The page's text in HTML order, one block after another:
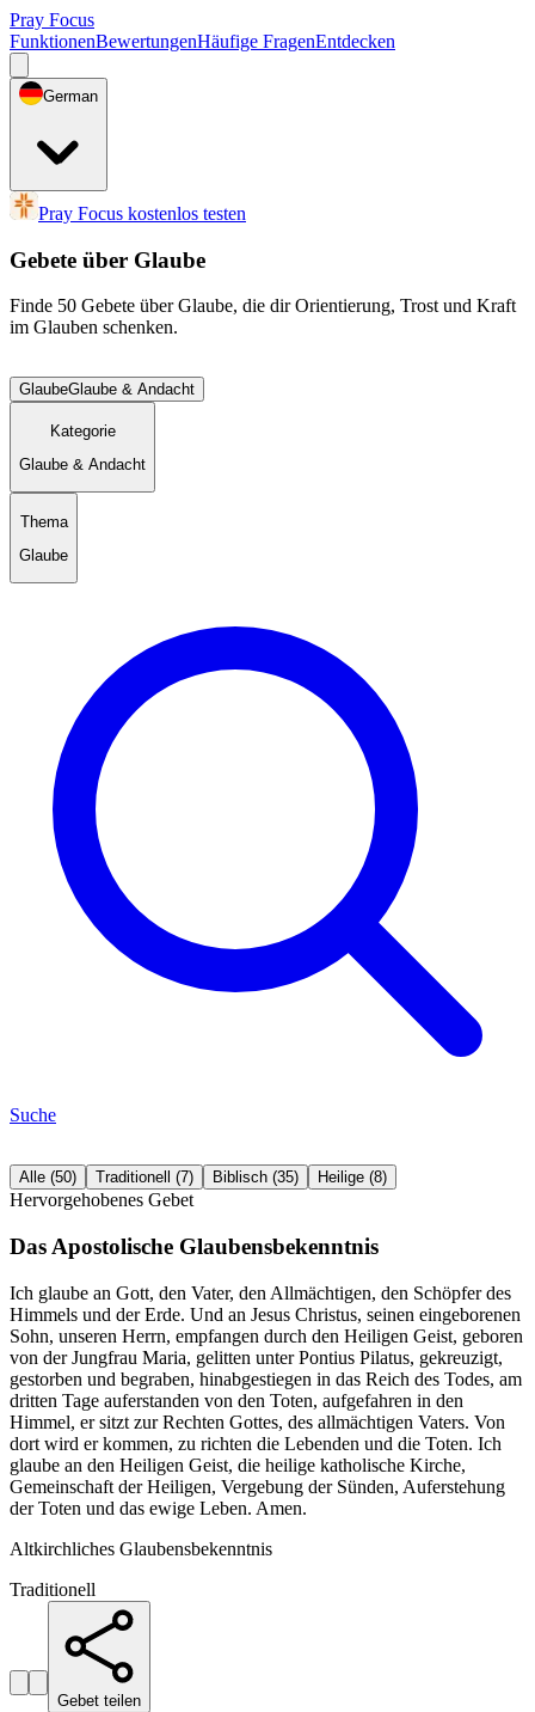
Pray Focus
FunktionenBewertungenHäufige FragenEntdecken
German
Pray Focus kostenlos testen
Gebete über Glaube
Finde 50 Gebete über Glaube, die dir Orientierung, Trost und Kraft
im Glauben schenken.
GlaubeGlaube & Andacht
Kategorie
Glaube & Andacht
Thema
Glaube
Suche
Alle (50) Traditionell (7) Biblisch (35) Heilige (8)
Hervorgehobenes Gebet
Das Apostolische Glaubensbekenntnis
Ich glaube an Gott, den Vater, den Allmächtigen, den Schöpfer des
Himmels und der Erde. Und an Jesus Christus, seinen eingeborenen
Sohn, unseren Herrn, empfangen durch den Heiligen Geist, geboren
von der Jungfrau Maria, gelitten unter Pontius Pilatus, gekreuzigt,
gestorben und begraben, hinabgestiegen in das Reich des Todes, am
dritten Tage auferstanden von den Toten, aufgefahren in den
Himmel, er sitzt zur Rechten Gottes, des allmächtigen Vaters. Von
dort wird er kommen, zu richten die Lebenden und die Toten. Ich
glaube an den Heiligen Geist, die heilige katholische Kirche,
Gemeinschaft der Heiligen, Vergebung der Sünden, Auferstehung
der Toten und das ewige Leben. Amen.
Altkirchliches Glaubensbekenntnis
Traditionell
Gebet teilen